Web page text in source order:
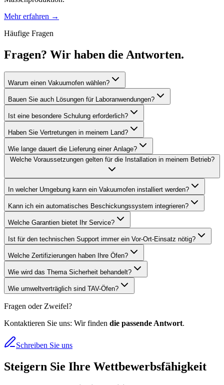
Mehr erfahren →
Häufige Fragen
Fragen? Wir haben die Antworten.
Warum einen Vakuumofen wählen?
Bauen Sie auch Lösungen für Laboranwendungen?
Ist eine besondere Schulung erforderlich?
Haben Sie Vertretungen in meinem Land?
Wie lange dauert die Lieferung einer Anlage?
Welche Voraussetzungen gelten für die Installation in meinem Betrieb?
In welcher Umgebung kann ein Vakuumofen installiert werden?
Kann ich ein automatisches Beschickungssystem integrieren?
Welche Garantien bietet Ihr Service?
Ist für den technischen Support immer ein Vor-Ort-Einsatz nötig?
Welche Zertifizierungen haben Ihre Öfen?
Wie wird das Thema Sicherheit behandelt?
Wie umweltverträglich sind TAV-Öfen?
Fragen oder Zweifel?
Kontaktieren Sie uns: Wir finden die passende Antwort.
Schreiben Sie uns
Steigern Sie Ihre Wettbewerbsfähigkeit